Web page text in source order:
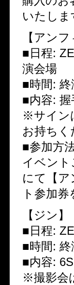
いたしま
【アンフ
■日程:
演会場
■時間:
■内容:
※サイン
お持ちく
■参加方
イベント
にて【
ト参加
【ジン】
■日程:
■時間:
■内容:
※撮影会